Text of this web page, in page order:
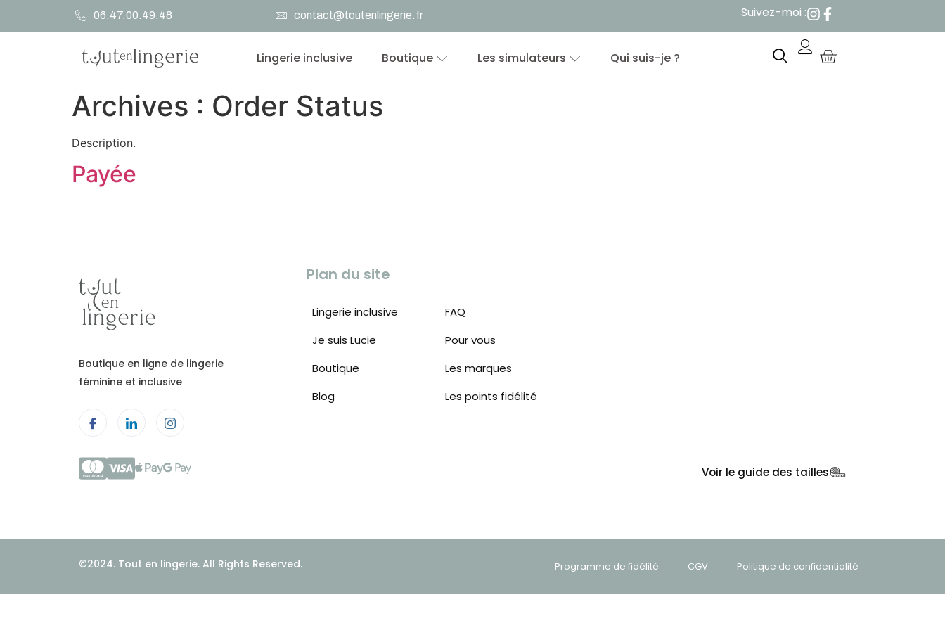
06.47.00.49.48 contact@toutenlingerie.fr Suivez-moi :
Lingerie inclusive Boutique Les simulateurs Qui suis-je ?
Archives : Order Status
Description.
Payée
Boutique en ligne de lingerie
féminine et inclusive
Plan du site
Lingerie inclusive
Je suis Lucie
Boutique
Blog
FAQ
Pour vous
Les marques
Les points fidélité
Voir le guide des tailles
©2024. Tout en lingerie. All Rights Reserved. Programme de fidélité CGV Politique de confidentialité